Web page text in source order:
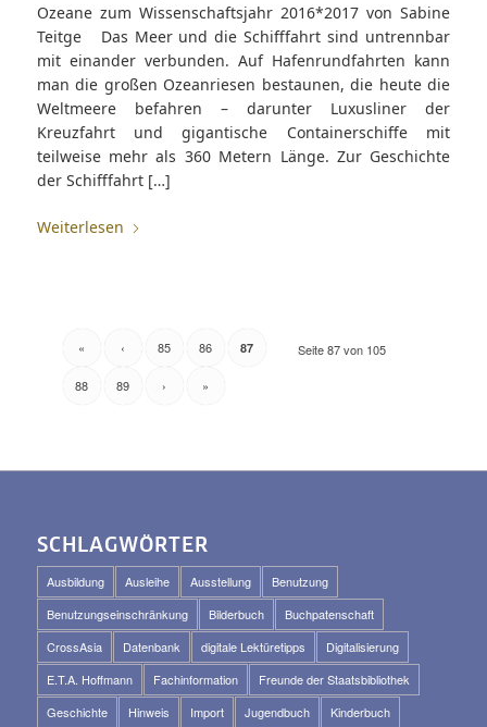
Ozeane zum Wissenschaftsjahr 2016*2017 von Sabine
Teitge Das Meer und die Schifffahrt sind untrennbar
mit einander verbunden. Auf Hafenrundfahrten kann
man die großen Ozeanriesen bestaunen, die heute die
Weltmeere befahren – darunter Luxusliner der
Kreuzfahrt und gigantische Containerschiffe mit
teilweise mehr als 360 Metern Länge. Zur Geschichte
der Schifffahrt […]
Weiterlesen
Seite 87 von 105
« ‹ 85 86 87
88 89 › »
SCHLAGWÖRTER
Ausbildung Ausleihe Ausstellung
Benutzung
Benutzungseinschränkung
Bilderbuch
Buchpatenschaft
CrossAsia
Datenbank digitale Lektüretipps
Digitalisierung
E.T.A. Hoffmann
Fachinformation
Freunde der Staatsbibliothek
Geschichte
Hinweis Import Jugendbuch
Kinderbuch